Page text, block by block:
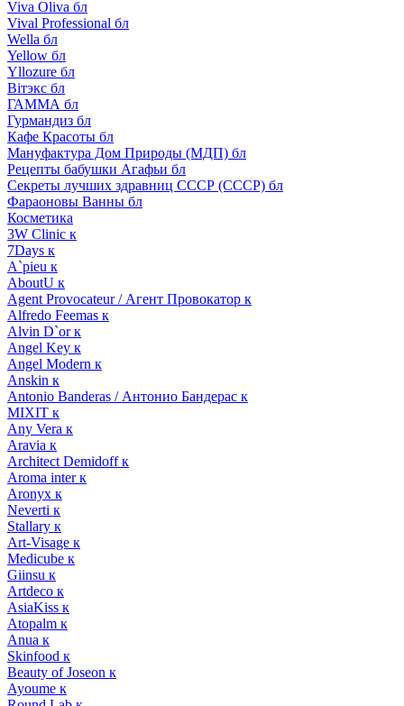
Viva Oliva бл
Vival Professional бл
Wella бл
Yellow бл
Yllozure бл
Вiтэкс бл
ГАММА бл
Гурмандиз бл
Кафе Красоты бл
Мануфактура Дом Природы (МДП) бл
Рецепты бабушки Агафьи бл
Секреты лучших здравниц СССР (СССР) бл
Фараоновы Ванны бл
Косметика
3W Clinic к
7Days к
A`pieu к
AboutU к
Agent Provocateur / Агент Провокатор к
Alfredo Feemas к
Alvin D`or к
Angel Key к
Angel Modern к
Anskin к
Antonio Banderas / Антонио Бандерас к
MIXIT к
Any Vera к
Aravia к
Architect Demidoff к
Aroma inter к
Aronyx к
Neverti к
Stallary к
Art-Visage к
Medicube к
Giinsu к
Artdeco к
AsiaKiss к
Atopalm к
Anua к
Skinfood к
Beauty of Joseon к
Ayoume к